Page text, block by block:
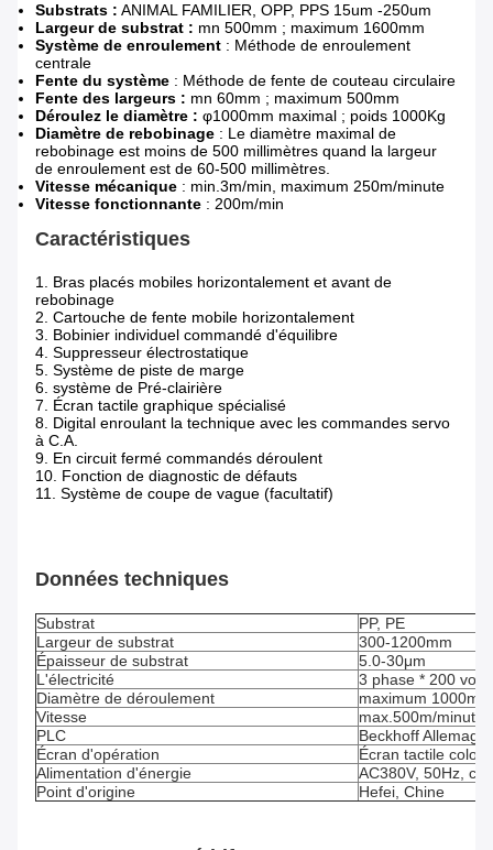
Substrats : ANIMAL FAMILIER, OPP, PPS 15um -250um
Largeur de substrat : mn 500mm ; maximum 1600mm
Système de enroulement : Méthode de enroulement
centrale
Fente du système : Méthode de fente de couteau circulaire
Fente des largeurs : mn 60mm ; maximum 500mm
Déroulez le diamètre : φ1000mm maximal ; poids 1000Kg
Diamètre de rebobinage : Le diamètre maximal de
rebobinage est moins de 500 millimètres quand la largeur
de enroulement est de 60-500 millimètres.
Vitesse mécanique : min.3m/min, maximum 250m/minute
Vitesse fonctionnante : 200m/min
Caractéristiques
1. Bras placés mobiles horizontalement et avant de
rebobinage
2. Cartouche de fente mobile horizontalement
3. Bobinier individuel commandé d'équilibre
4. Suppresseur électrostatique
5. Système de piste de marge
6. système de Pré-clairière
7. Écran tactile graphique spécialisé
8. Digital enroulant la technique avec les commandes servo
à C.A.
9. En circuit fermé commandés déroulent
10. Fonction de diagnostic de défauts
11. Système de coupe de vague (facultatif)
Données techniques
Substrat
PP, PE
Largeur de substrat
300-1200mm
Épaisseur de substrat
5.0-30μm
L'électricité
3 phase * 200
Diamètre de déroulement
maximum 1000mm
Vitesse
max.500m/minute
PLC
Beckhoff
Écran d'opération
Écran tactile
Alimentation d'énergie
AC380V, 50Hz,
Point d'origine
Hefei, Chine